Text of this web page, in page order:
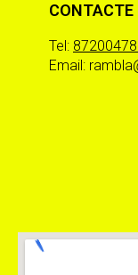
CONTACTE
Tel:
Email: